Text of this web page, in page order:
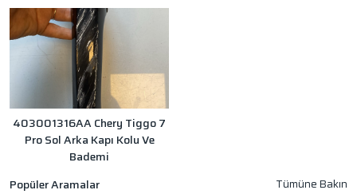
403001316AA Chery Tiggo 7
Pro Sol Arka Kapı Kolu Ve
Bademi
Popüler Aramalar